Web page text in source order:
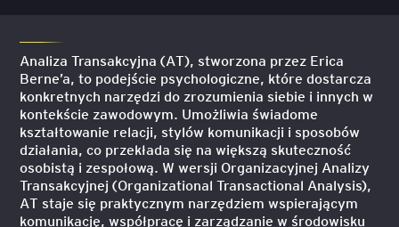
Analiza Transakcyjna (AT), stworzona przez Erica
Berne’a, to podejście psychologiczne, które dostarcza
konkretnych narzędzi do zrozumienia siebie i innych w
kontekście zawodowym. Umożliwia świadome
kształtowanie relacji, stylów komunikacji i sposobów
działania, co przekłada się na większą skuteczność
osobistą i zespołową. W wersji Organizacyjnej Analizy
Transakcyjnej (Organizational Transactional Analysis),
AT staje się praktycznym narzędziem wspierającym
komunikację, współpracę i zarządzanie w środowisku